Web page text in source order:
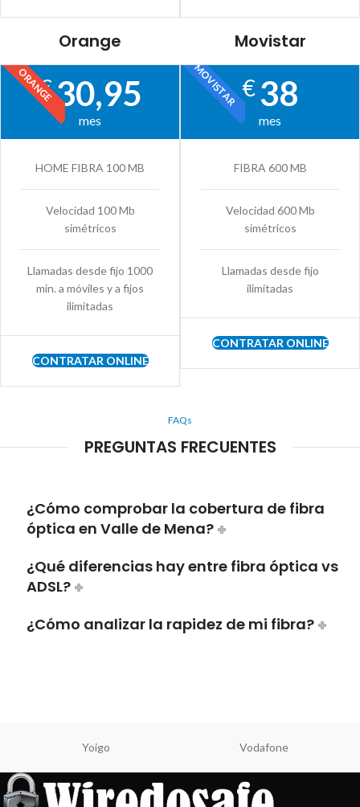
Orange
ORANGE
€30,95
mes
HOME FIBRA 100 MB
Velocidad 100 Mb
simétricos
Llamadas desde fijo 1000
min. a móviles y a fijos
ilimitadas
CONTRATAR ONLINE
Movistar
MOVISTAR€38
mes
FIBRA 600 MB
Velocidad 600 Mb
simétricos
Llamadas desde fijo
ilimitadas
CONTRATAR ONLINE
FAQs
PREGUNTAS FRECUENTES
¿Cómo comprobar la cobertura de fibra
óptica en Valle de Mena?
¿Qué diferencias hay entre fibra óptica vs
ADSL?
¿Cómo analizar la rapidez de mi fibra?
Yoigo Vodafone